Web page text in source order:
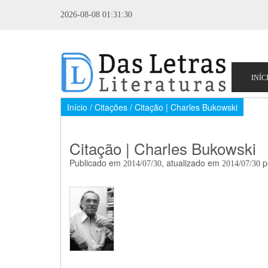
2026-08-08 01:31:30
Início / Citações / Citação | Charles Bukowski
Citação | Charles Bukowski
Publicado em 2014/07/30, atualizado em 2014/07/30